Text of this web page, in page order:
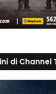
di Channel